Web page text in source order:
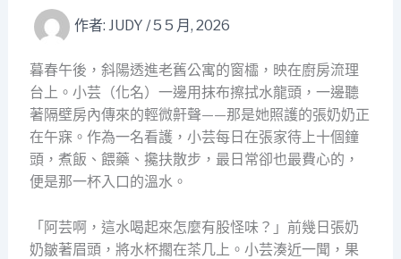
作者: JUDY /5 5 月, 2026
暮春午後，斜陽透進老舊公寓的窗櫺，映在廚房流理
台上。小芸（化名）一邊用抹布擦拭水龍頭，一邊聽
著隔壁房內傳來的輕微鼾聲——那是她照護的張奶奶正
在午寐。作為一名看護，小芸每日在張家待上十個鐘
頭，煮飯、餵藥、攙扶散步，最日常卻也最費心的，
便是那一杯入口的溫水。
「阿芸啊，這水喝起來怎麼有股怪味？」前幾日張奶
奶皺著眉頭，將水杯擱在茶几上。小芸湊近一聞，果